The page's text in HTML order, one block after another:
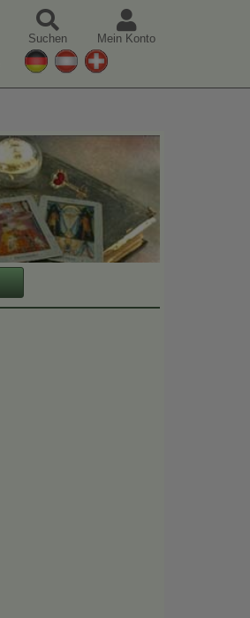
Suchen Mein Konto